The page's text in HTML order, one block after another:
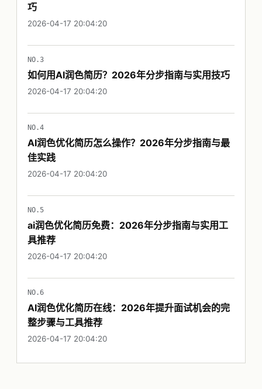
巧
2026-04-17 20:04:20
NO.3
如何用AI润色简历？2026年分步指南与实用技巧
2026-04-17 20:04:20
NO.4
AI润色优化简历怎么操作？2026年分步指南与最
佳实践
2026-04-17 20:04:20
NO.5
ai润色优化简历免费：2026年分步指南与实用工
具推荐
2026-04-17 20:04:20
NO.6
AI润色优化简历在线：2026年提升面试机会的完
整步骤与工具推荐
2026-04-17 20:04:20